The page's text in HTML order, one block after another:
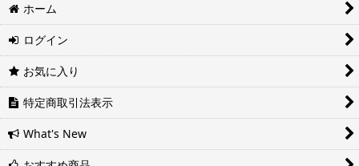
日時指定は4日後以降の指定となります。それ以前の日時指定をご希
望の場合は備考欄に記入をお願いします。
■地域ごとの最短配達日時について
い。
ヤマト運輸サービスレベル一覧表(PDF)
西濃運輸サービスレベル一覧表(PDF)
ホーム
ログイン
お気に入り
特定商取引法表示
What's New